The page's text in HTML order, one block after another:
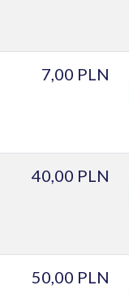
7,00 PLN
40,00 PLN
50,00 PLN